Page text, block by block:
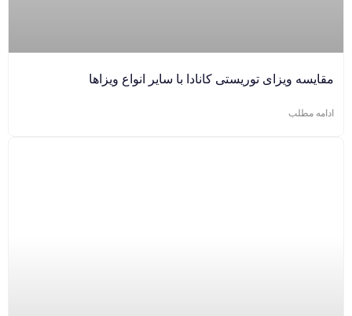
مقایسه ویزای توریستی کانادا با سایر انواع ویزاها
ادامه مطلب